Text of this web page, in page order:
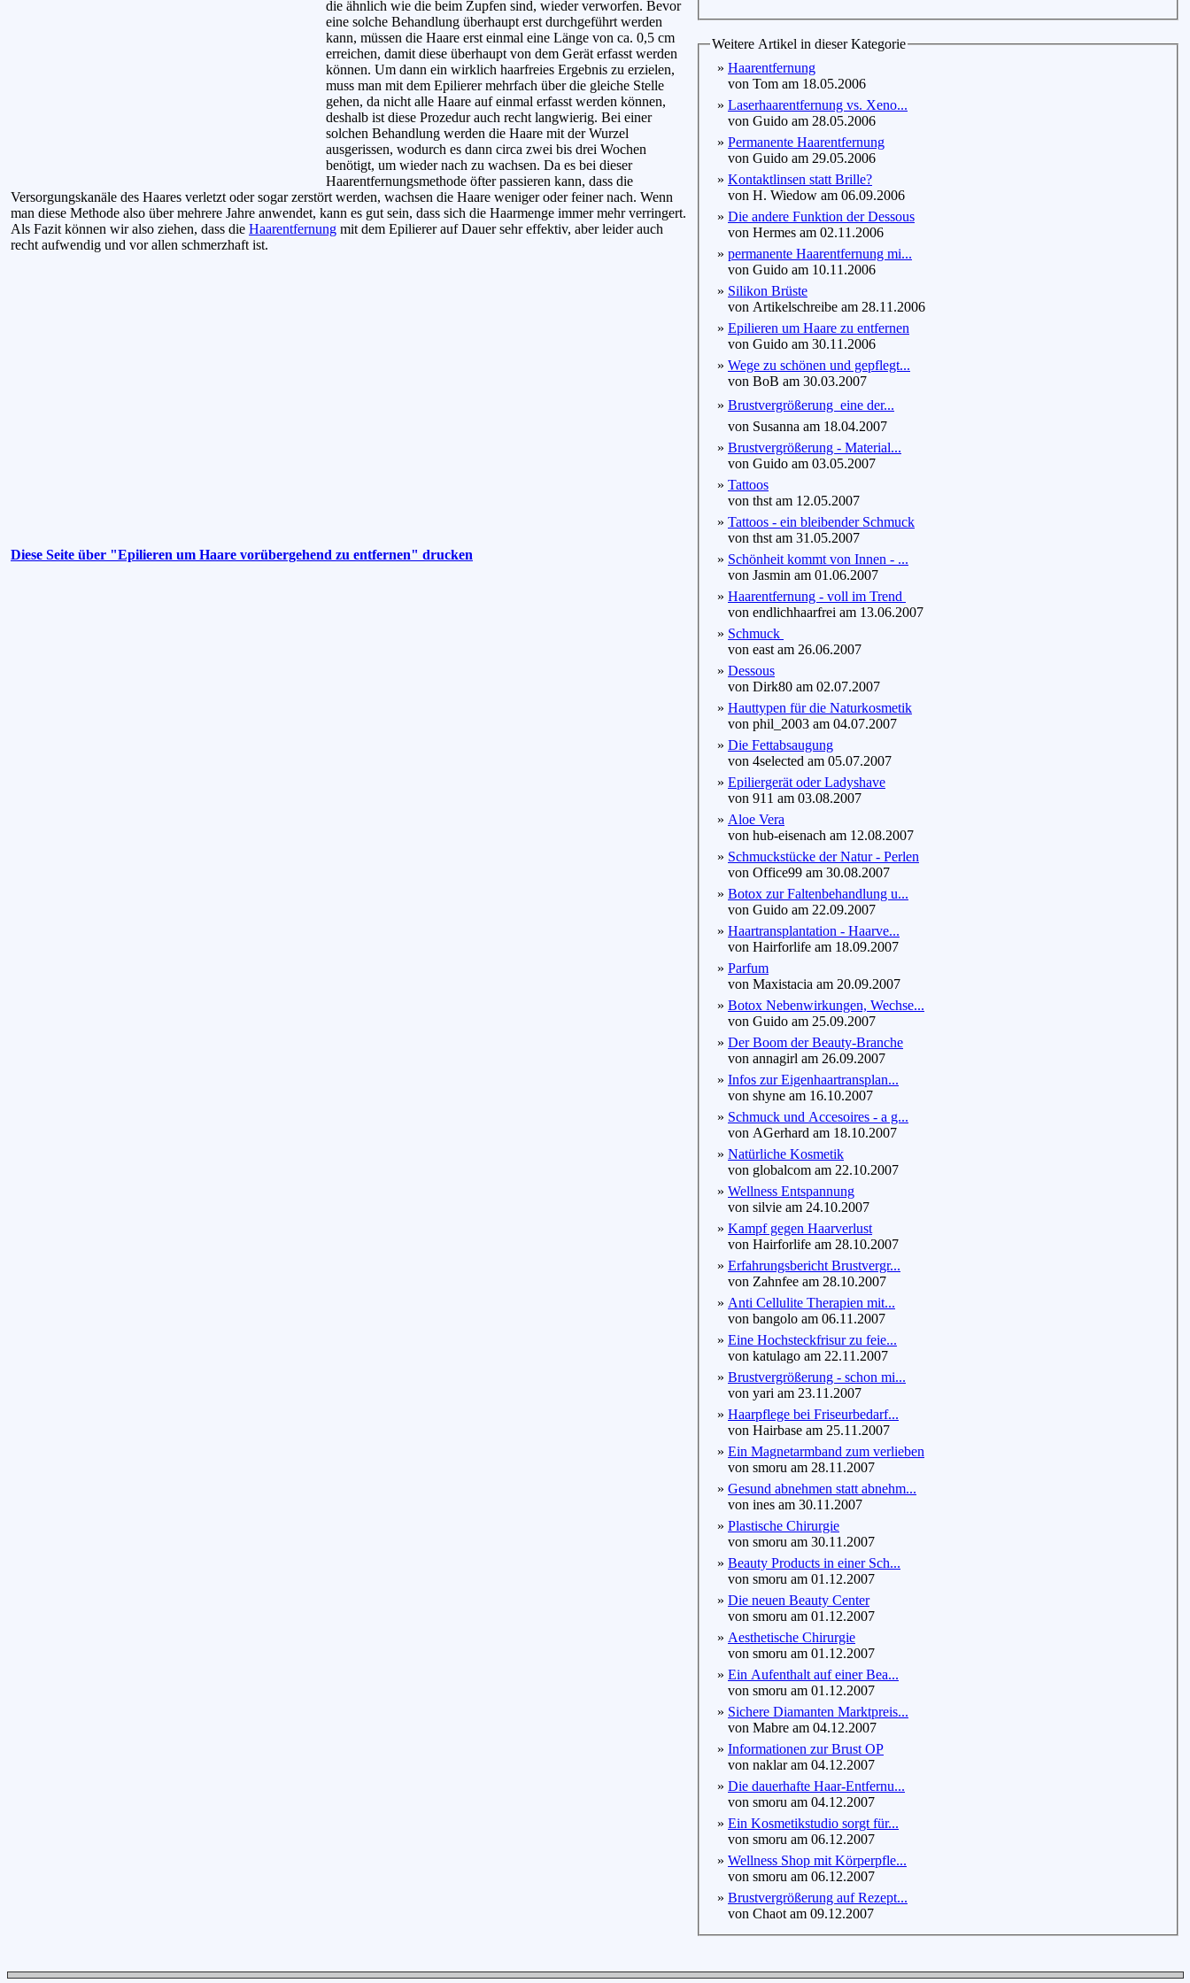
die ähnlich wie die beim Zupfen sind, wieder verworfen. Bevor
eine solche Behandlung überhaupt erst durchgeführt werden
kann, müssen die Haare erst einmal eine Länge von ca. 0,5 cm
erreichen, damit diese überhaupt von dem Gerät erfasst werden
können. Um dann ein wirklich haarfreies Ergebnis zu erzielen,
muss man mit dem Epilierer mehrfach über die gleiche Stelle
gehen, da nicht alle Haare auf einmal erfasst werden können,
deshalb ist diese Prozedur auch recht langwierig. Bei einer
solchen Behandlung werden die Haare mit der Wurzel
ausgerissen, wodurch es dann circa zwei bis drei Wochen
benötigt, um wieder nach zu wachsen. Da es bei dieser
Haarentfernungsmethode öfter passieren kann, dass die
Versorgungskanäle des Haares verletzt oder sogar zerstört werden, wachsen die Haare weniger oder feiner nach. Wenn
man diese Methode also über mehrere Jahre anwendet, kann es gut sein, dass sich die Haarmenge immer mehr verringert.
Als Fazit können wir also ziehen, dass die Haarentfernung mit dem Epilierer auf Dauer sehr effektiv, aber leider auch
recht aufwendig und vor allen schmerzhaft ist.
Diese Seite über "Epilieren um Haare vorübergehend zu entfernen" drucken
Weitere Artikel in dieser Kategorie
» Haarentfernung
von Tom am 18.05.2006
» Laserhaarentfernung vs. Xeno...
von Guido am 28.05.2006
» Permanente Haarentfernung
von Guido am 29.05.2006
» Kontaktlinsen statt Brille?
von H. Wiedow am 06.09.2006
» Die andere Funktion der Dessous
von Hermes am 02.11.2006
» permanente Haarentfernung mi...
von Guido am 10.11.2006
» Silikon Brüste
von Artikelschreibe am 28.11.2006
» Epilieren um Haare zu entfernen
von Guido am 30.11.2006
» Wege zu schönen und gepflegt...
von BoB am 30.03.2007
» Brustvergrößerung  eine der...
von Susanna am 18.04.2007
» Brustvergrößerung - Material...
von Guido am 03.05.2007
» Tattoos
von thst am 12.05.2007
» Tattoos - ein bleibender Schmuck
von thst am 31.05.2007
» Schönheit kommt von Innen - ...
von Jasmin am 01.06.2007
» Haarentfernung - voll im Trend
von endlichhaarfrei am 13.06.2007
» Schmuck
von east am 26.06.2007
» Dessous
von Dirk80 am 02.07.2007
» Hauttypen für die Naturkosmetik
von phil_2003 am 04.07.2007
» Die Fettabsaugung
von 4selected am 05.07.2007
» Epiliergerät oder Ladyshave
von 911 am 03.08.2007
» Aloe Vera
von hub-eisenach am 12.08.2007
» Schmuckstücke der Natur - Perlen
von Office99 am 30.08.2007
» Botox zur Faltenbehandlung u...
von Guido am 22.09.2007
» Haartransplantation - Haarve...
von Hairforlife am 18.09.2007
» Parfum
von Maxistacia am 20.09.2007
» Botox Nebenwirkungen, Wechse...
von Guido am 25.09.2007
» Der Boom der Beauty-Branche
von annagirl am 26.09.2007
» Infos zur Eigenhaartransplan...
von shyne am 16.10.2007
» Schmuck und Accesoires - a g...
von AGerhard am 18.10.2007
» Natürliche Kosmetik
von globalcom am 22.10.2007
» Wellness Entspannung
von silvie am 24.10.2007
» Kampf gegen Haarverlust
von Hairforlife am 28.10.2007
» Erfahrungsbericht Brustvergr...
von Zahnfee am 28.10.2007
» Anti Cellulite Therapien mit...
von bangolo am 06.11.2007
» Eine Hochsteckfrisur zu feie...
von katulago am 22.11.2007
» Brustvergrößerung - schon mi...
von yari am 23.11.2007
» Haarpflege bei Friseurbedarf...
von Hairbase am 25.11.2007
» Ein Magnetarmband zum verlieben
von smoru am 28.11.2007
» Gesund abnehmen statt abnehm...
von ines am 30.11.2007
» Plastische Chirurgie
von smoru am 30.11.2007
» Beauty Products in einer Sch...
von smoru am 01.12.2007
» Die neuen Beauty Center
von smoru am 01.12.2007
» Aesthetische Chirurgie
von smoru am 01.12.2007
» Ein Aufenthalt auf einer Bea...
von smoru am 01.12.2007
» Sichere Diamanten Marktpreis...
von Mabre am 04.12.2007
» Informationen zur Brust OP
von naklar am 04.12.2007
» Die dauerhafte Haar-Entfernu...
von smoru am 04.12.2007
» Ein Kosmetikstudio sorgt für...
von smoru am 06.12.2007
» Wellness Shop mit Körperpfle...
von smoru am 06.12.2007
» Brustvergrößerung auf Rezept...
von Chaot am 09.12.2007